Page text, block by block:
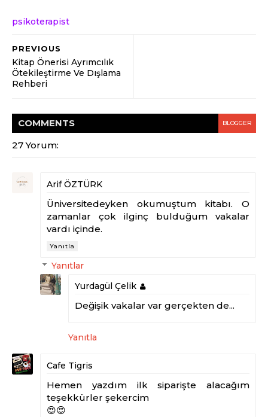
psikoterapist
PREVIOUS
Kitap Önerisi Ayrımcılık
Ötekileştirme Ve Dışlama
Rehberi
COMMENTS BLOGGER
27 Yorum:
Arif ÖZTÜRK
Üniversitedeyken okumuştum kitabı. O
zamanlar çok ilginç bulduğum vakalar
vardı içinde.
Yanıtla
Yanıtlar
Yurdagül Çelik
Değişik vakalar var gerçekten de...
Yanıtla
Cafe Tigris
Hemen yazdım ilk siparişte alacağım
teşekkürler şekercim
😍😍